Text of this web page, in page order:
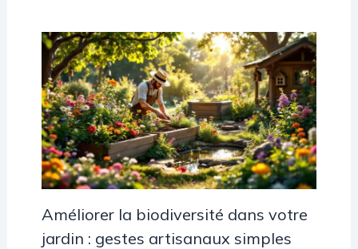
Améliorer la biodiversité dans votre
jardin : gestes artisanaux simples